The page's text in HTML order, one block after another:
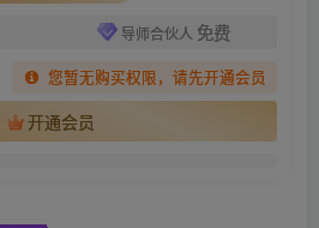
导师合伙人 免费
您暂无购买权限，请先开通会员
开通会员